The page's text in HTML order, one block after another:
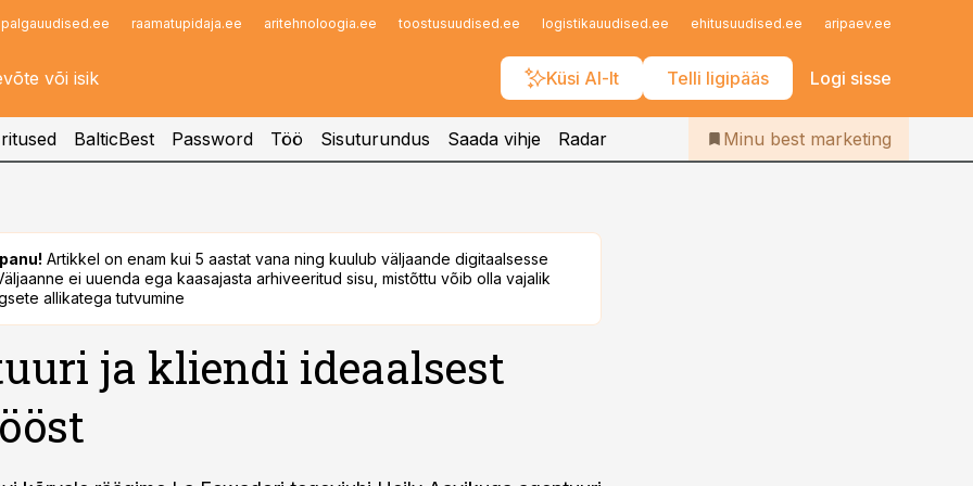
palgauudised.ee raamatupidaja.ee aritehnoloogia.ee toostusuudised.ee logistikauudised.ee ehitusuudised.ee aripaev.ee
Küsi AI-lt Telli ligipääs Logi sisse
Infopank
Iseteenindus
Telli Bestmarketing
BalticBest Password Töö Sisuturundus Saada vihje Radar Minu best marketing
Artikkel on enam kui 5 aastat vana ning kuulub väljaande digitaalsesse
ei uuenda ega kaasajasta arhiveeritud sisu, mistõttu võib olla vajalik
allikatega tutvumine
ja kliendi ideaalsest